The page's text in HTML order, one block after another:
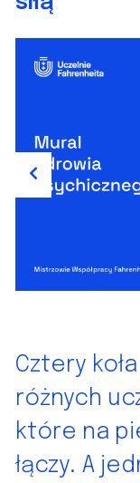
Previous
Cztery
różnych
które na
łączy. A